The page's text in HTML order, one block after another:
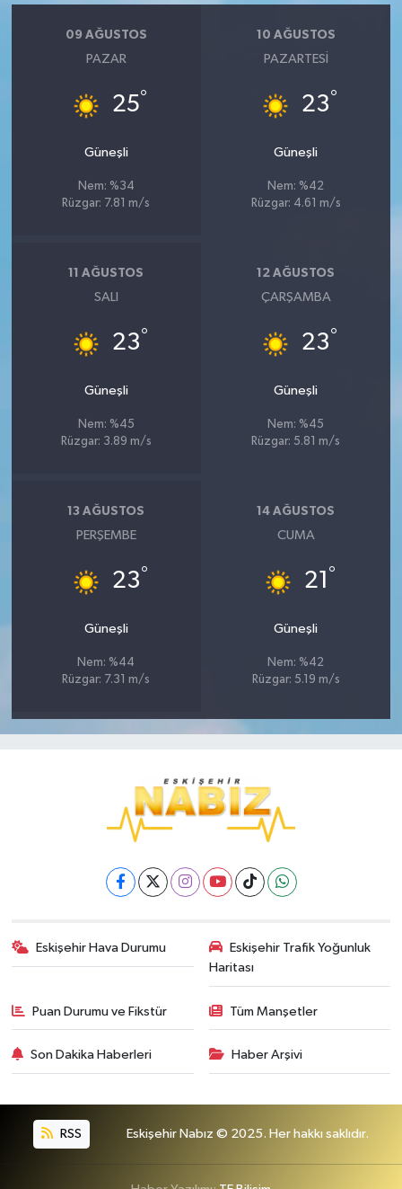
09 AĞUSTOS
PAZAR
25°
Güneşli
Nem: %34
Rüzgar: 7.81 m/s
10 AĞUSTOS
PAZARTESI
23°
Güneşli
Nem: %42
Rüzgar: 4.61 m/s
11 AĞUSTOS
SALI
23°
Güneşli
Nem: %45
Rüzgar: 3.89 m/s
12 AĞUSTOS
ÇARŞAMBA
23°
Güneşli
Nem: %45
Rüzgar: 5.81 m/s
13 AĞUSTOS
PERŞEMBE
23°
Güneşli
Nem: %44
Rüzgar: 7.31 m/s
14 AĞUSTOS
CUMA
21 °
Güneşli
Nem: %42
Rüzgar: 5.19 m/s
Eskişehir Hava Durumu
Eskişehir Trafik Yoğunluk
Haritası
Puan Durumu ve Fikstür Tüm Manşetler
Son Dakika Haberleri Haber Arşivi
RSS Eskişehir Nabız © 2025. Her hakkı saklıdır.